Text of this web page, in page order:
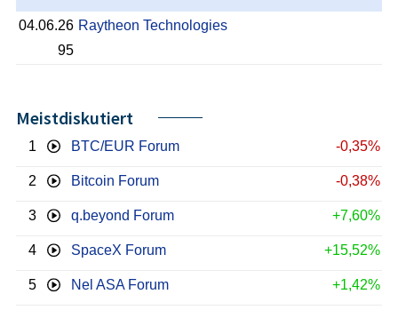
04.06.26
95
Raytheon Technologies
Meistdiskutiert
1 BTC/EUR Forum -0,35%
2 Bitcoin Forum -0,38%
3 q.beyond Forum +7,60%
4 SpaceX Forum +15,52%
5 Nel ASA Forum +1,42%